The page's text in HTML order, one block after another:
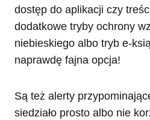
dostęp do aplikacji czy
dodatkowe tryby ochrony
niebieskiego albo tryb e-
naprawdę fajna opcja!
Są też alerty
siedziało prosto albo nie